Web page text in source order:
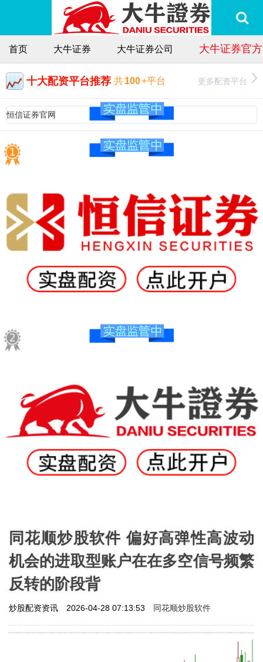
首页 大牛证券 大牛证券公司 大牛证券官
十大配资平台推荐 共100+平台 更多配资平台
恒信证券官网
同花顺炒股软件 偏好高弹性高波动
机会的进取型账户在在多空信号频繁
反转的阶段背
炒股配资资讯 2026-04-28 07:13:53 同花顺炒股软件